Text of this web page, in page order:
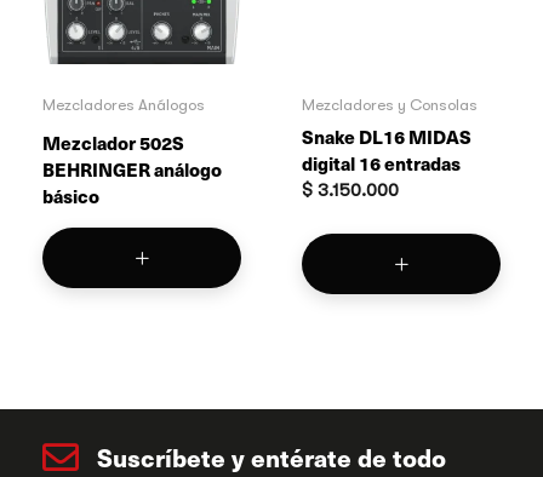
Mezcladores Análogos
Mezclador 502S
BEHRINGER análogo
básico
Mezcladores y Consolas
Snake DL16 MIDAS
digital 16 entradas
$ 3.150.000
Suscríbete y entérate de todo